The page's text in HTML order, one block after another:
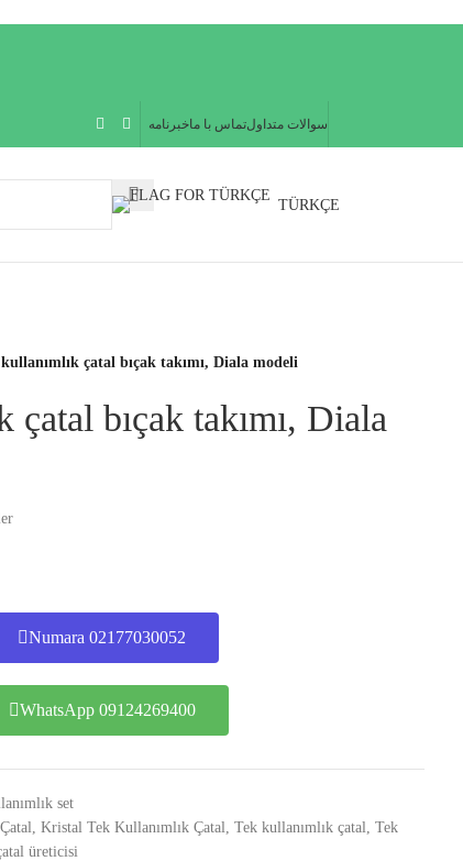
خبرنامهتماس با ماسوالات متداول
TÜRKÇE
çatal bıçak takımı, Diala modeli
çatal bıçak takımı, Diala
Numara 02177030052
WhatsApp 09124269400
set
, Kristal Tek Kullanımlık Çatal, Tek kullanımlık çatal, Tek
üreticisi